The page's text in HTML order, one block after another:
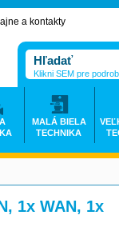
1x WAN, 1x
a kontakty
Klikni SEM pre
MALÁ BIELA
TECHNIKA